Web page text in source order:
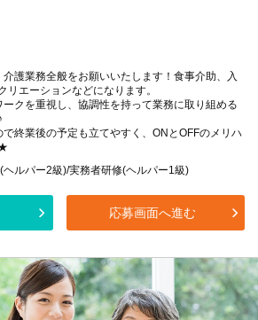
護業務全般をお願いいたします！食事介助、入
リエーションなどになります。
クを重視し、協調性を持って業務に取り組める
終業後の予定も立てやすく、ONとOFFのメリハ
ルパー2級)/実務者研修(ヘルパー1級)
応募画面へ進む